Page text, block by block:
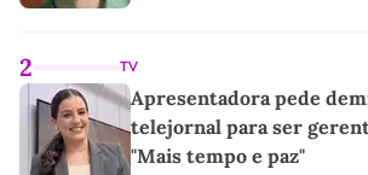
2 TV
Apresentadora pede
telejornal para ser
"Mais tempo e paz"